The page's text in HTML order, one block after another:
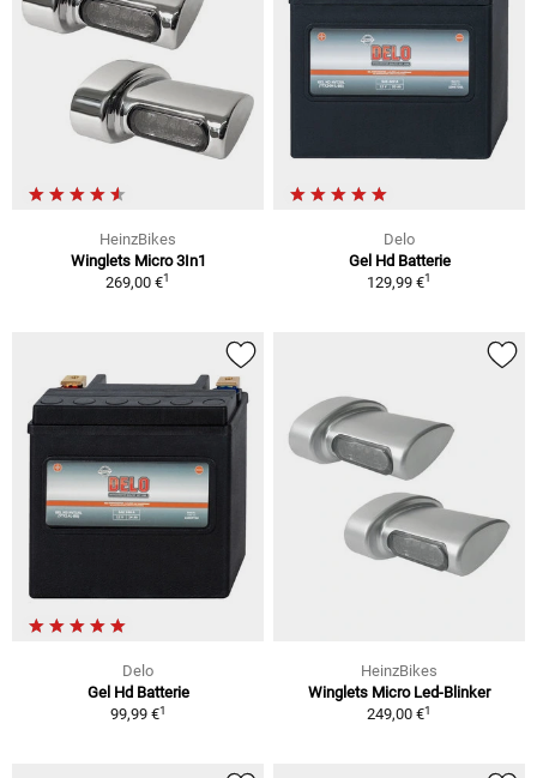
HeinzBikes
Winglets Micro 3In1
269,00 €1
Delo
Gel Hd Batterie
129,99 €1
Delo
Gel Hd Batterie
99,99 €1
HeinzBikes
Winglets Micro Led-Blinker
249,00 €1